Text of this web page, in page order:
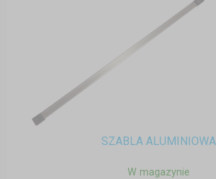
SZABLA ALUMINIOWA
W magazynie